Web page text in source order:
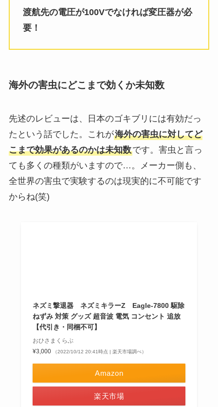
渡航先の電圧が100Vでなければ変圧器が必
要！
海外の害虫にどこまで効くか未知数
先述のレビューは、日本のゴキブリには有効だっ
たという話でした。これが海外の害虫に対してど
こまで効果があるのかは未知数です。害虫と言っ
ても多くの種類がいますので…。メーカー側も、
全世界の害虫で実験するのは現実的に不可能です
からね(笑)
ネズミ撃退器 ネズミキラーZ Eagle-7800 駆除
ねずみ 対策 グッズ 超音波 電気 コンセント 追放
【代引き・同梱不可】
おひさまくらぶ
¥3,000
（2022/10/12 20:41時点 | 楽天市場調べ）
Amazon
楽天市場